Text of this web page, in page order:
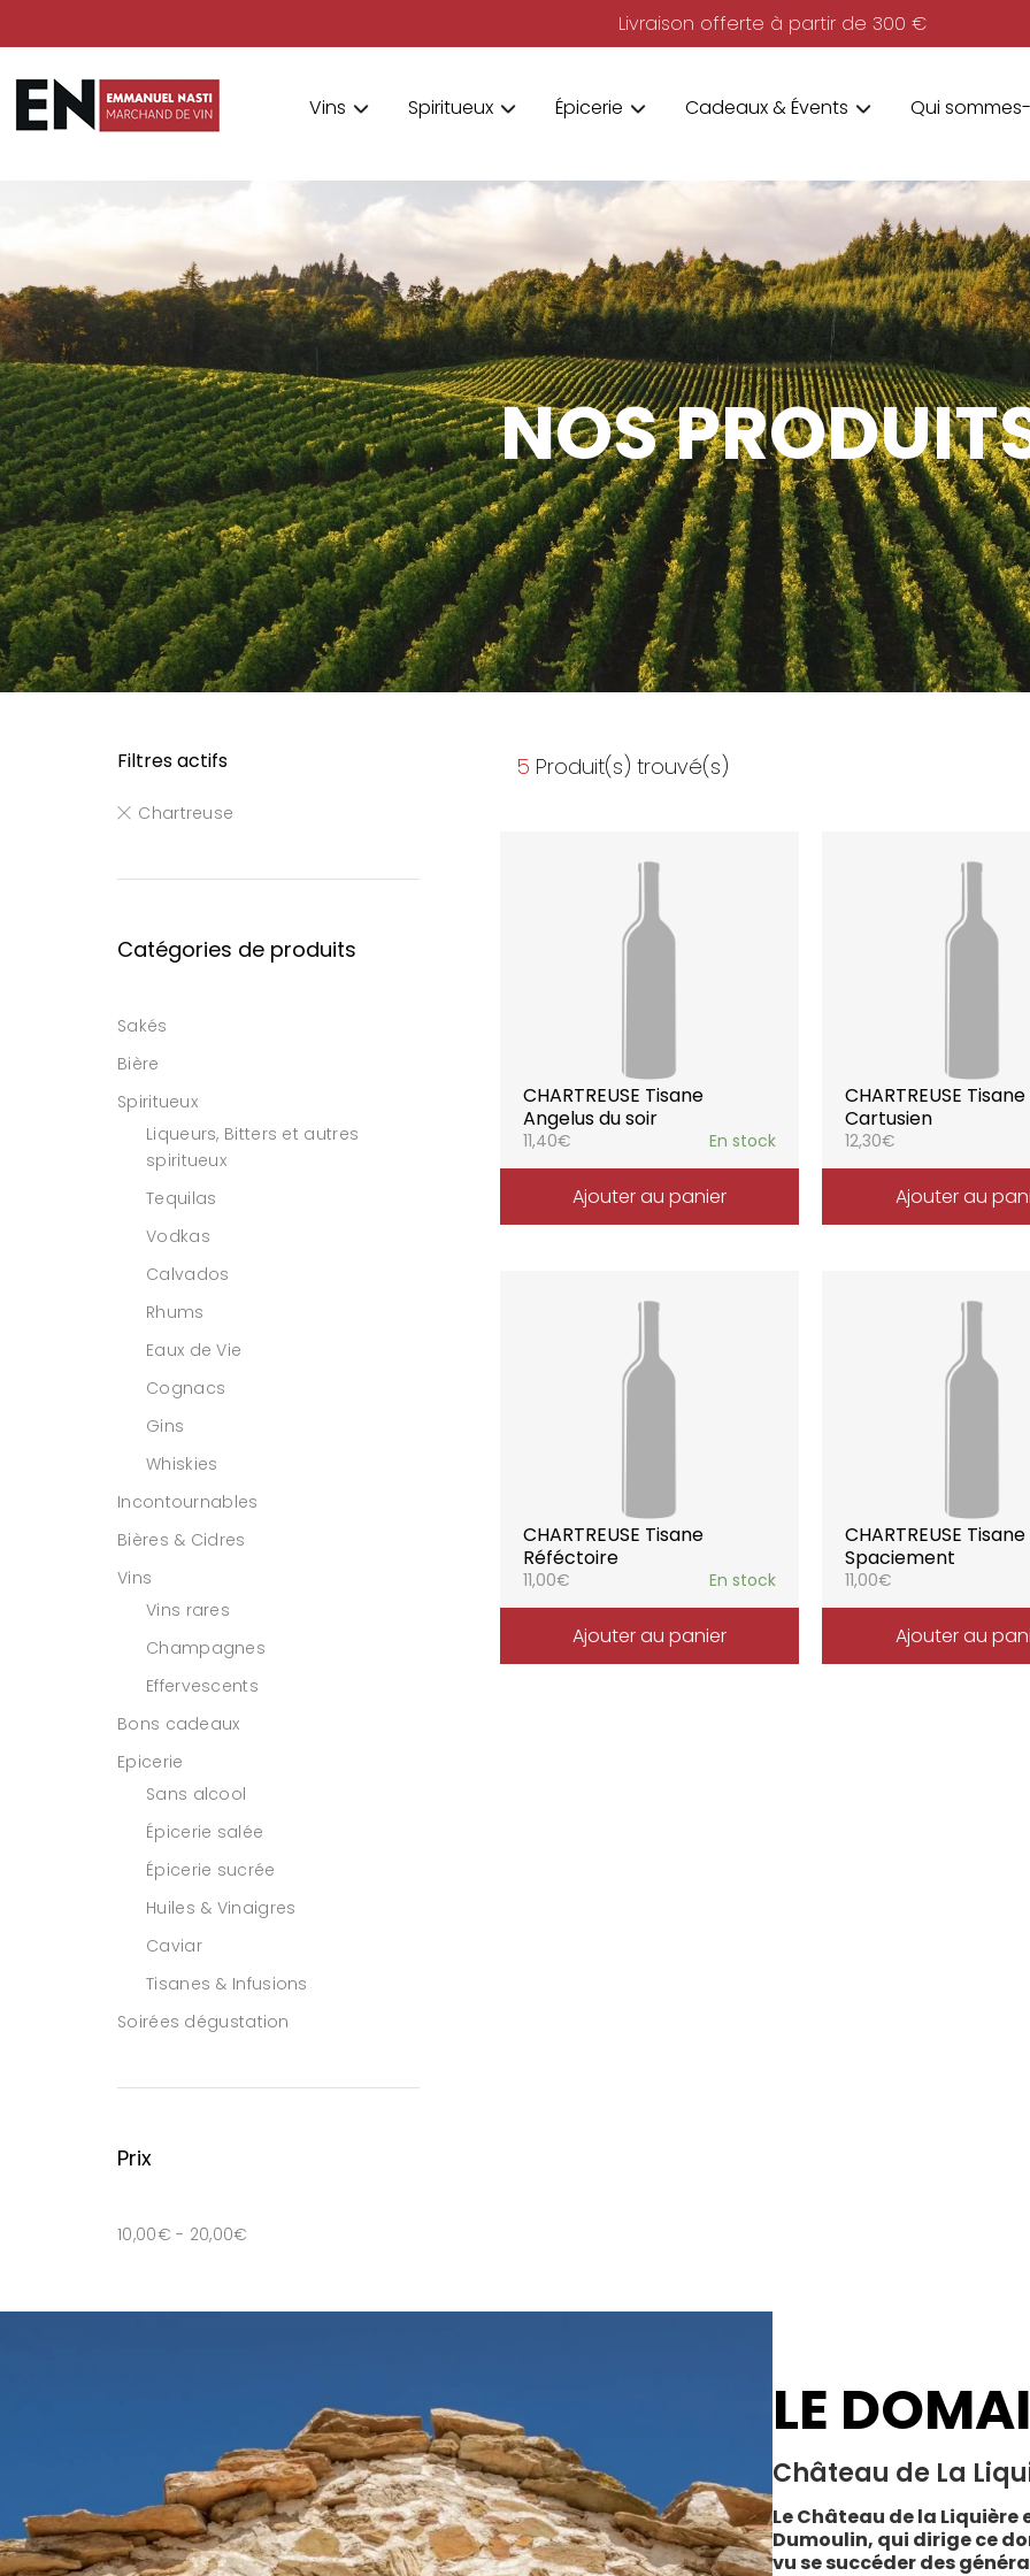
Livraison offerte à partir de 300 €
Vins Spiritueux Épicerie Cadeaux & Évents Qui
NOS
5 Produit(s) trouvé(s)
CHARTREUSE Tisane
Angelus du soir
11,40€ En stock
Ajouter au panier
CHARTREUSE
Cartusien
12,30€
Ajouter au
CHARTREUSE Tisane
Réféctoire
11,00€ En stock
Ajouter au panier
CHARTREUSE Tisane
Spaciement
11,00€
Ajouter au
Filtres actifs
Chartreuse
Catégories de produits
Sakés
Bière
Spiritueux
Liqueurs, Bitters et autres
spiritueux
Tequilas
Vodkas
Calvados
Rhums
Eaux de Vie
Cognacs
Gins
Whiskies
Incontournables
Bières & Cidres
Vins
Vins rares
Champagnes
Effervescents
Bons cadeaux
Epicerie
Sans alcool
Épicerie salée
Épicerie sucrée
Huiles & Vinaigres
Caviar
Tisanes & Infusions
Soirées dégustation
Prix
10,00€ - 20,00€
LE
Château de La
Le Château de la
Dumoulin, qui dirige ce
vu se succéder des